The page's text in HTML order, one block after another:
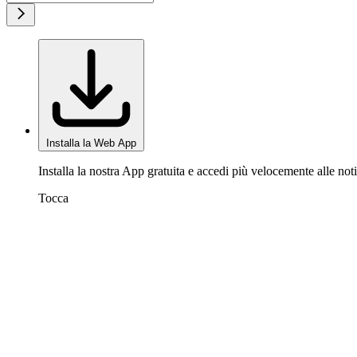
Installa la Web App
Installa la nostra App gratuita e accedi più velocemente alle
Tocca